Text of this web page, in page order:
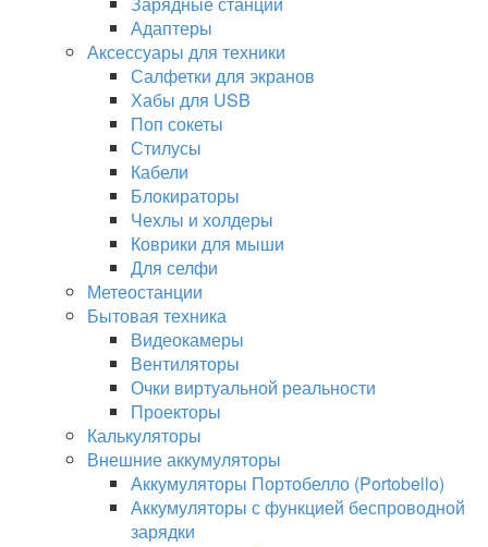
Адаптеры
Аксессуары для техники
Салфетки для экранов
Хабы для USB
Поп сокеты
Стилусы
Кабели
Блокираторы
Чехлы и холдеры
Коврики для мыши
Для селфи
Метеостанции
Бытовая техника
Видеокамеры
Вентиляторы
Очки виртуальной реальности
Проекторы
Калькуляторы
Внешние аккумуляторы
Аккумуляторы Портобелло (Portobello)
Аккумуляторы с функцией беспроводной
зарядки